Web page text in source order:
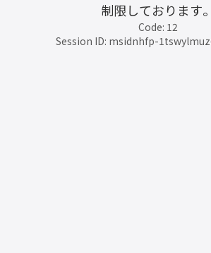
制限しております。
Code: 12
Session ID: msidnhfp-